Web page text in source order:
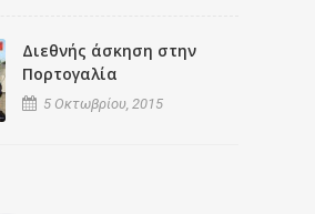
Διεθνής άσκηση στην
Πορτογαλία
5 Οκτωβρίου, 2015